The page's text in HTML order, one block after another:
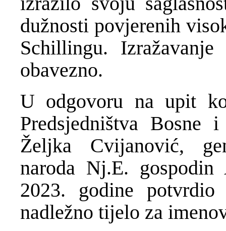
dužnosti povjerenih
Schillingu.
obavezno.
U odgovoru na upit
Predsjedništva Bosne
Željka Cvijanović,
naroda Nj.E.
2023. godine
nadležno tijelo za